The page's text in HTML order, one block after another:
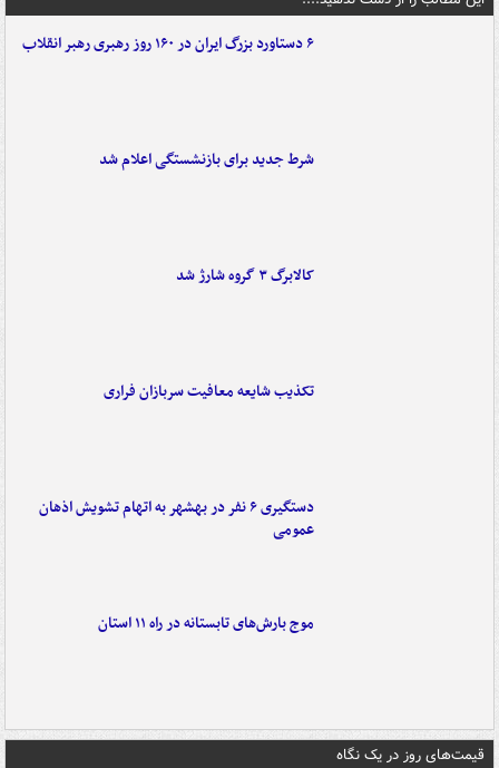
۶ دستاورد بزرگ ایران در ۱۶۰ روز رهبری رهبر انقلاب
شرط جدید برای بازنشستگی اعلام شد
کالابرگ ۳ گروه شارژ شد
تکذیب شایعه معافیت سربازان فراری
دستگیری ۶ نفر در بهشهر به اتهام تشویش اذهان
عمومی
موج بارش‌های تابستانه در راه ۱۱ استان
قیمت‌های روز در یک نگاه